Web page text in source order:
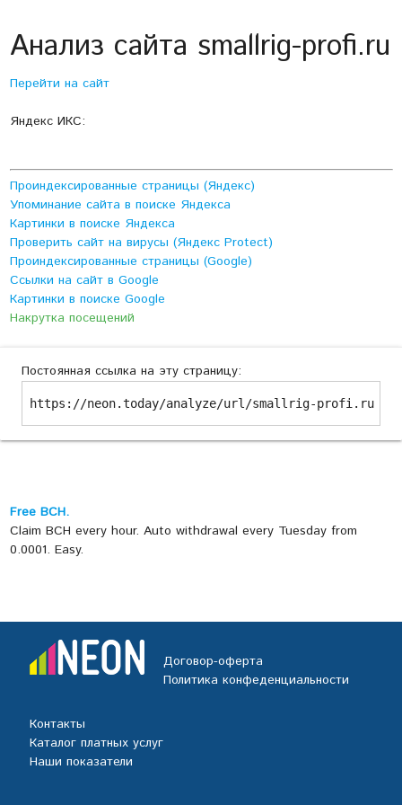
Анализ сайта smallrig-profi.ru
Перейти на сайт
Яндекс ИКС:
Проиндексированные страницы (Яндекс)
Упоминание сайта в поиске Яндекса
Картинки в поиске Яндекса
Проверить сайт на вирусы (Яндекс Protect)
Проиндексированные страницы (Google)
Ссылки на сайт в Google
Картинки в поиске Google
Накрутка посещений
Постоянная ссылка на эту страницу:
https://neon.today/analyze/url/smallrig-profi.ru
Free BCH.
Claim BCH every hour. Auto withdrawal every Tuesday from
0.0001. Easy.
Договор-оферта
Политика конфеденциальности
Контакты
Каталог платных услуг
Наши показатели